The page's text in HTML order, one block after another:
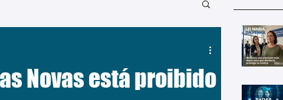
Novas está proibido